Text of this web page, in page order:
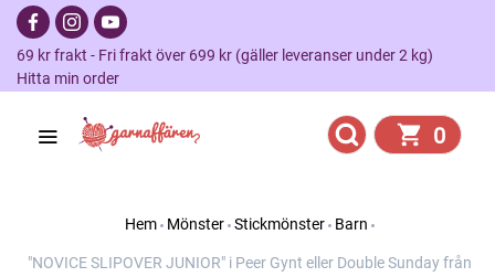
69 kr frakt - Fri frakt över 699 kr (gäller leveranser under 2 kg)
Hitta min order
0
Hem Mönster Stickmönster Barn
"NOVICE SLIPOVER JUNIOR" i Peer Gynt eller Double Sunday från